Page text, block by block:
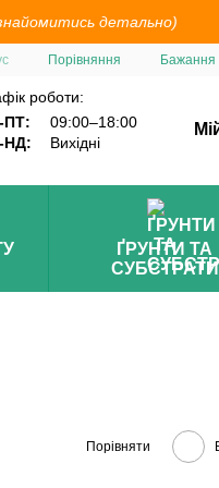
детально)
Порівняння Бажання
роботи:
ПТ:
09:00–18:00
НД:
Вихідні
ҐРУНТИ ТА
СУБСТРАТИ
Порівняти